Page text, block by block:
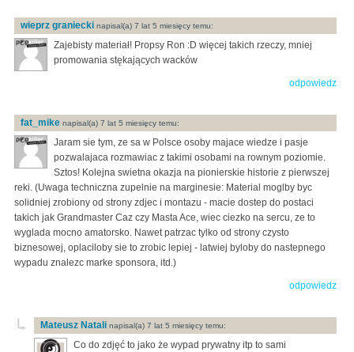
wieprz graniecki napisal(a) 7 lat 5 miesięcy temu:
Zajebisty materiał! Propsy Ron :D więcej takich rzeczy, mniej
promowania stękających wacków
odpowiedz
fat_mike napisal(a) 7 lat 5 miesięcy temu:
Jaram sie tym, ze sa w Polsce osoby majace wiedze i pasje
pozwalajaca rozmawiac z takimi osobami na rownym poziomie.
Sztos! Kolejna swietna okazja na pionierskie historie z pierwszej
reki. (Uwaga techniczna zupelnie na marginesie: Material moglby byc
solidniej zrobiony od strony zdjec i montazu - macie dostep do postaci
takich jak Grandmaster Caz czy Masta Ace, wiec ciezko na sercu, ze to
wyglada mocno amatorsko. Nawet patrzac tylko od strony czysto
biznesowej, oplaciloby sie to zrobic lepiej - latwiej byloby do nastepnego
wypadu znalezc marke sponsora, itd.)
odpowiedz
Mateusz Natali napisal(a) 7 lat 5 miesięcy temu:
Co do zdjęć to jako że wypad prywatny itp to sami